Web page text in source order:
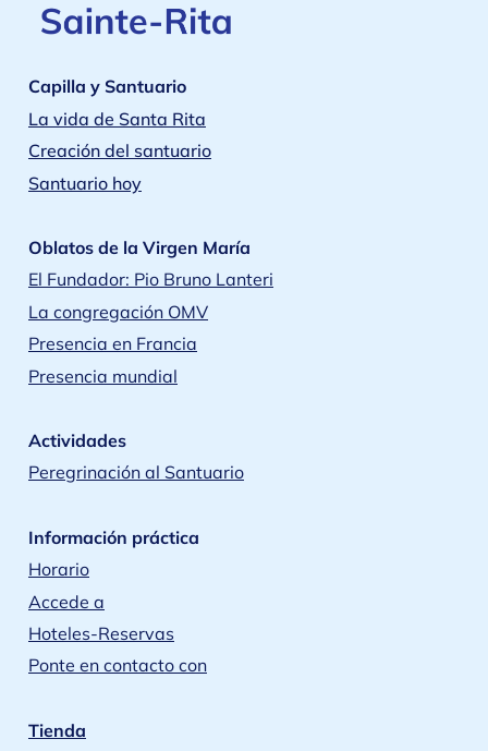
Capilla y Santuario
La vida de Santa Rita
Creación del santuario
Santuario hoy
Oblatos de la Virgen María
El Fundador: Pio Bruno Lanteri
La congregación OMV
Presencia en Francia
Presencia mundial
Actividades
Peregrinación al Santuario
Información práctica
Horario
Accede a
Hoteles-Reservas
Ponte en contacto con
Tienda